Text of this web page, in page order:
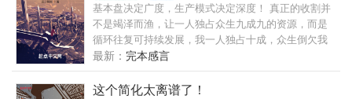
基本盘决定广度，生产模式决定深度！ 真正的收割并
不是竭泽而渔，让一人独占众生九成九的资源，而是
循环往复可持续发展，我一人独占十成，众生倒欠我
九成！ 无限互联的诞生让忍界进入信息时代，渡边彻
表示，整个忍界都是我的苗圃，大筒木来了也是我的
韭菜！
最新： 完本感言
这个简化太离谱了！